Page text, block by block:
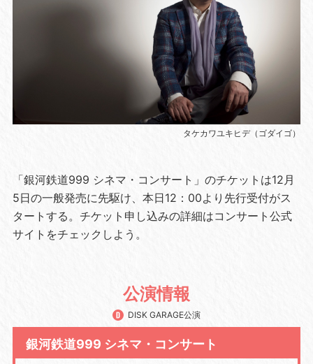
タケカワユキヒデ（ゴダイゴ）
「銀河鉄道999 シネマ・コンサート」のチケットは12月
5日の一般発売に先駆け、本日12：00より先行受付がス
タートする。チケット申し込みの詳細はコンサート公式
サイトをチェックしよう。
公演情報
DISK GARAGE公演
銀河鉄道999 シネマ・コンサート